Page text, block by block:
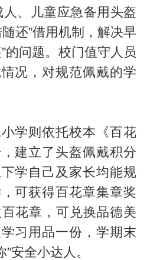
、儿童应急备用头盔
还”借用机制，解决早
的问题。校门值守人员
况，对规范佩戴的学
学则依托校本《百花
建立了头盔佩戴积分
学自己及家长均能规
可获得百花章集章奖
花章，可兑换品德美
习用品一份，学期末
”安全小达人。